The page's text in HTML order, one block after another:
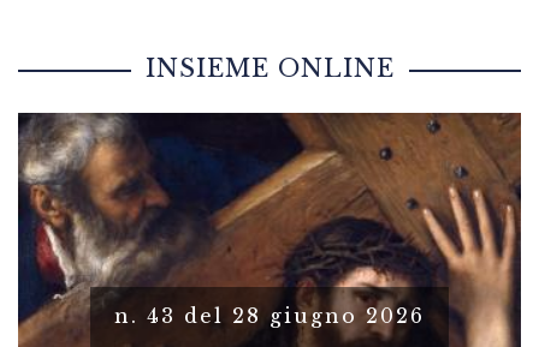
INSIEME ONLINE
n. 43 del 28 giugno 2026